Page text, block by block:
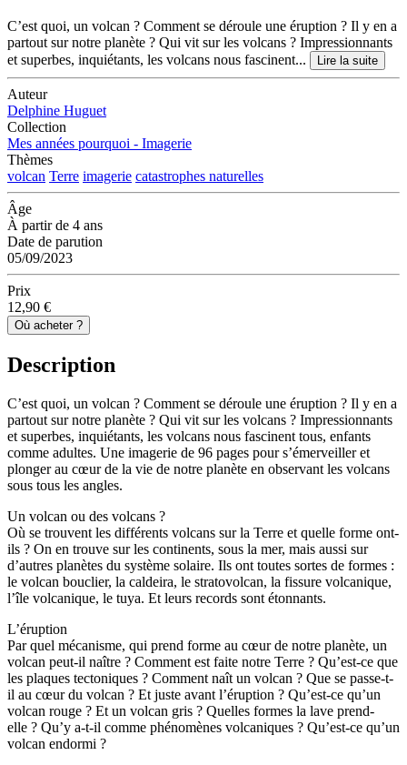
C’est quoi, un volcan ? Comment se déroule une éruption ? Il y en a
partout sur notre planète ? Qui vit sur les volcans ? Impressionnants
et superbes, inquiétants, les volcans nous fascinent...
Lire la suite
Auteur
Delphine Huguet
Collection
Mes années pourquoi - Imagerie
Thèmes
volcan Terre imagerie catastrophes naturelles
Âge
À partir de 4 ans
Date de parution
05/09/2023
Prix
12,90 €
Où acheter ?
Description
C’est quoi, un volcan ? Comment se déroule une éruption ? Il y en a
partout sur notre planète ? Qui vit sur les volcans ? Impressionnants
et superbes, inquiétants, les volcans nous fascinent tous, enfants
comme adultes. Une imagerie de 96 pages pour s’émerveiller et
plonger au cœur de la vie de notre planète en observant les volcans
sous tous les angles.
Un volcan ou des volcans ?
Où se trouvent les différents volcans sur la Terre et quelle forme ont-
ils ? On en trouve sur les continents, sous la mer, mais aussi sur
d’autres planètes du système solaire. Ils ont toutes sortes de formes :
le volcan bouclier, la caldeira, le stratovolcan, la fissure volcanique,
l’île volcanique, le tuya. Et leurs records sont étonnants.
L’éruption
Par quel mécanisme, qui prend forme au cœur de notre planète, un
volcan peut-il naître ? Comment est faite notre Terre ? Qu’est-ce que
les plaques tectoniques ? Comment naît un volcan ? Que se passe-t-
il au cœur du volcan ? Et juste avant l’éruption ? Qu’est-ce qu’un
volcan rouge ? Et un volcan gris ? Quelles formes la lave prend-
elle ? Qu’y a-t-il comme phénomènes volcaniques ? Qu’est-ce qu’un
volcan endormi ?